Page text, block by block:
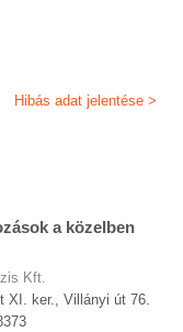
Hibás adat jelentése >
a közelben
Kft.
XI. ker., Villányi út 76.